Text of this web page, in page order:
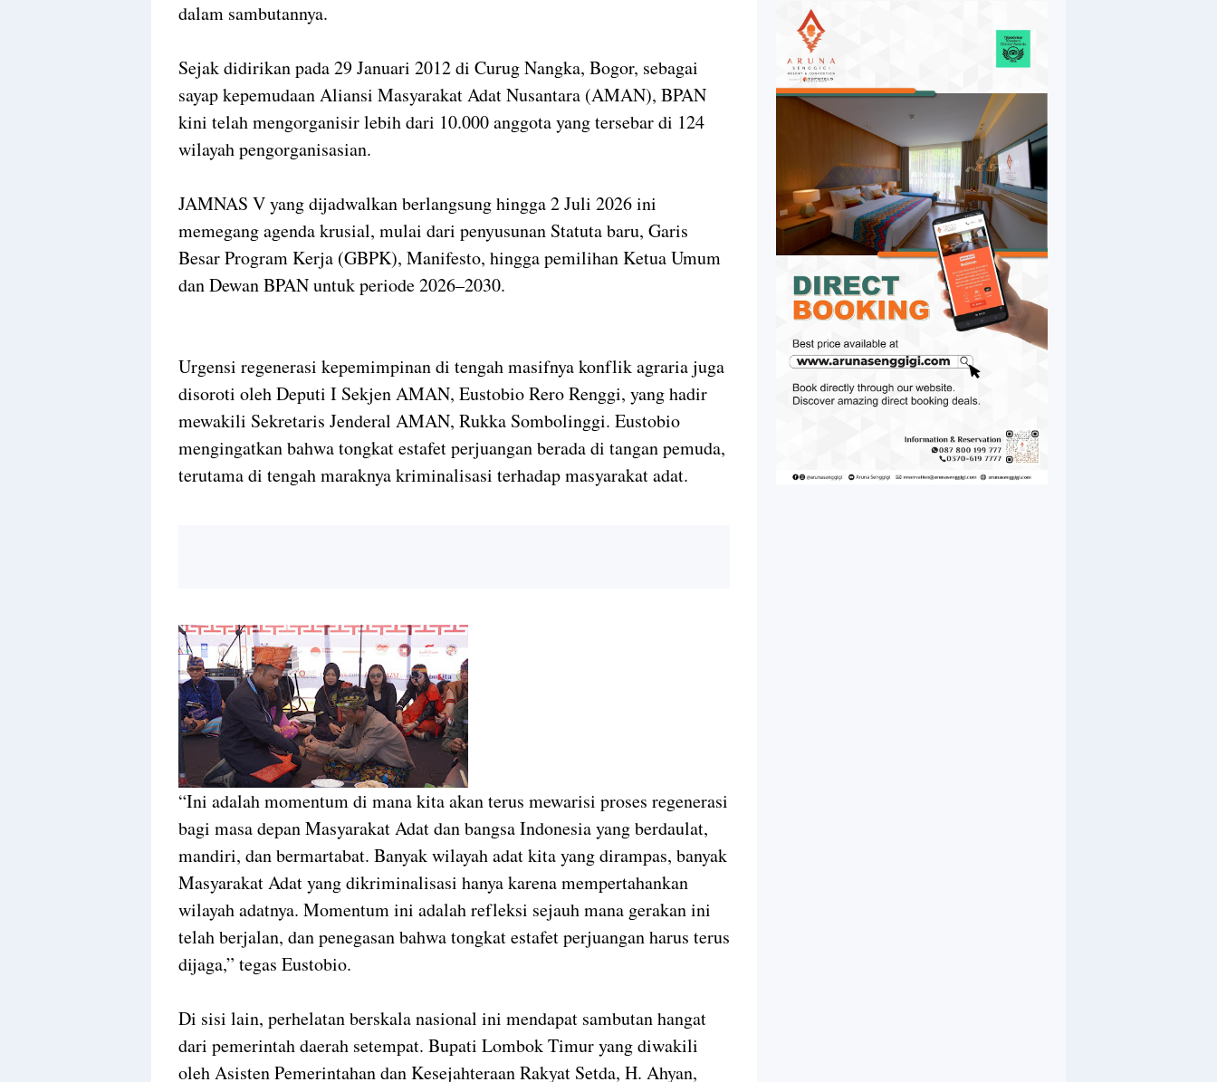
dalam sambutannya.
Sejak didirikan pada 29 Januari 2012 di Curug Nangka, Bogor, sebagai
sayap kepemudaan Aliansi Masyarakat Adat Nusantara (AMAN), BPAN
kini telah mengorganisir lebih dari 10.000 anggota yang tersebar di 124
wilayah pengorganisasian.
JAMNAS V yang dijadwalkan berlangsung hingga 2 Juli 2026 ini
memegang agenda krusial, mulai dari penyusunan Statuta baru, Garis
Besar Program Kerja (GBPK), Manifesto, hingga pemilihan Ketua Umum
dan Dewan BPAN untuk periode 2026–2030.
Urgensi regenerasi kepemimpinan di tengah masifnya konflik agraria juga
disoroti oleh Deputi I Sekjen AMAN, Eustobio Rero Renggi, yang hadir
mewakili Sekretaris Jenderal AMAN, Rukka Sombolinggi. Eustobio
mengingatkan bahwa tongkat estafet perjuangan berada di tangan pemuda,
terutama di tengah maraknya kriminalisasi terhadap masyarakat adat.
“Ini adalah momentum di mana kita akan terus mewarisi proses regenerasi
bagi masa depan Masyarakat Adat dan bangsa Indonesia yang berdaulat,
mandiri, dan bermartabat. Banyak wilayah adat kita yang dirampas, banyak
Masyarakat Adat yang dikriminalisasi hanya karena mempertahankan
wilayah adatnya. Momentum ini adalah refleksi sejauh mana gerakan ini
telah berjalan, dan penegasan bahwa tongkat estafet perjuangan harus terus
dijaga,” tegas Eustobio.
Di sisi lain, perhelatan berskala nasional ini mendapat sambutan hangat
dari pemerintah daerah setempat. Bupati Lombok Timur yang diwakili
oleh Asisten Pemerintahan dan Kesejahteraan Rakyat Setda, H. Ahyan,